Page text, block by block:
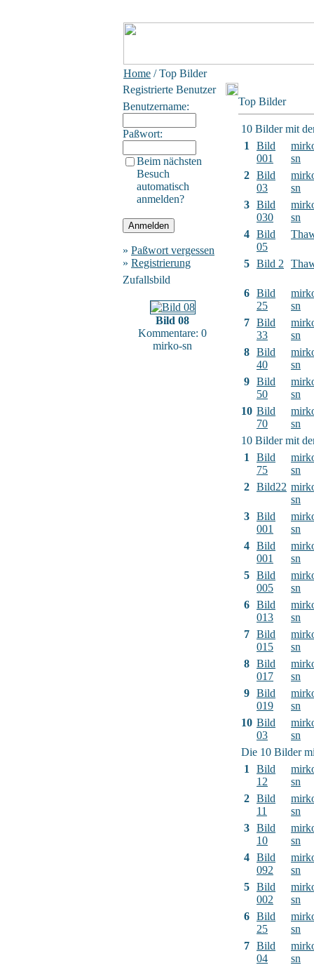
Home / Top Bilder
Registrierte Benutzer
Benutzername:
Paßwort:
Beim nächsten
Besuch
automatisch
anmelden?
» Paßwort vergessen
» Registrierung
Zufallsbild
Bild 08
Kommentare: 0
mirko-sn
Top Bilder
10 Bilder mit
1
Bild
001
sn
2 Bild
03
sn
3 Bild
030
sn
4 Bild
05
5 Bild 2
6 Bild
25
sn
7 Bild
33
sn
8 Bild
40
sn
9 Bild
50
sn
10 Bild
70
sn
10 Bilder mit
1
Bild
75
sn
2 Bild22
sn
3 Bild
001
sn
4 Bild
001
sn
5 Bild
005
sn
6 Bild
013
sn
7 Bild
015
sn
8 Bild
017
sn
9 Bild
019
sn
10 Bild
03
sn
Die 10 Bilder
1
Bild
12
sn
2 Bild
11
sn
3 Bild
10
sn
4 Bild
092
sn
5 Bild
002
sn
6 Bild
25
sn
7 Bild
04
sn